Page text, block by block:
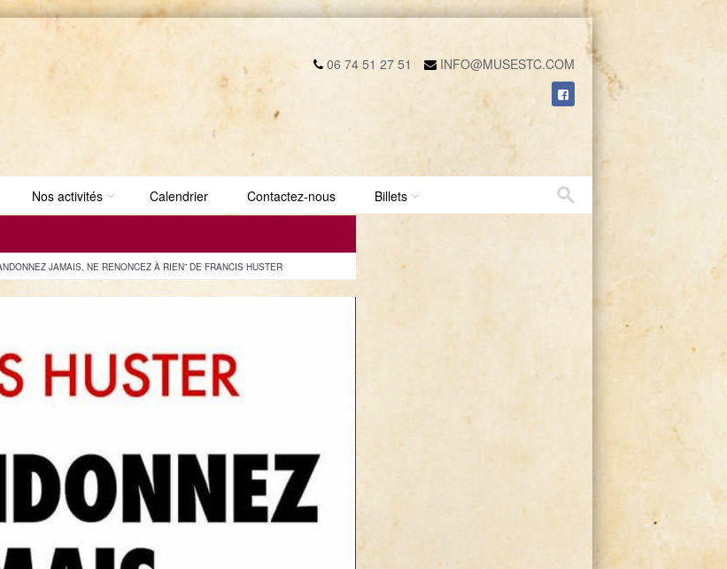
06 74 51 27 51 INFO@MUSESTC.COM
Nos activités Calendrier Contactez-nous Billets
JAMAIS, NE RENONCEZ À RIEN” DE FRANCIS HUSTER